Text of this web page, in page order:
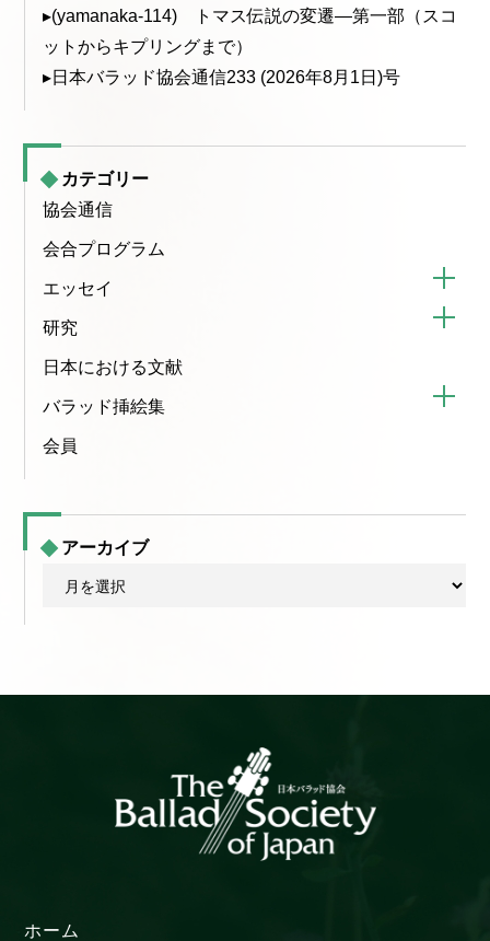
▸(yamanaka-114) トマス伝説の変遷—第一部（スコ
ットからキプリングまで）
▸日本バラッド協会通信233 (2026年8月1日)号
カテゴリー
協会通信
会合プログラム
エッセイ
研究
日本における文献
バラッド挿絵集
会員
アーカイブ
ブ
ホーム